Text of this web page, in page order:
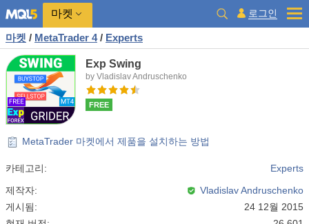
마켓 로그인
마켓 / MetaTrader 4 / Experts
Exp Swing
by Vladislav Andruschenko
FREE
MetaTrader 마켓에서 제품을 설치하는 방법
카테고리:
Experts
제작자:
Vladislav Andruschenko
게시됨:
24 12월 2015